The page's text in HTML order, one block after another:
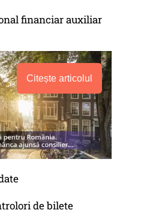
financiar auxiliar
Citește articolul
de bilete